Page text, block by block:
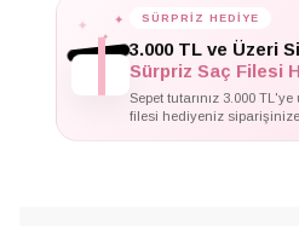
✦ SÜRPRİZ HEDİYE
3.000 TL ve Üzeri
Sürpriz Saç Filesi
Sepet tutarınız 3.000
filesi hediyeniz